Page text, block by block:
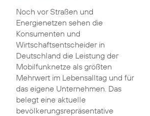
Noch vor Straßen und
Energienetzen sehen die
Konsumenten und
Wirtschaftsentscheider in
Deutschland die Leistung der
Mobilfunknetze als größten
Mehrwert im Lebensalltag und für
das eigene Unternehmen. Das
belegt eine aktuelle
bevölkerungsrepräsentative